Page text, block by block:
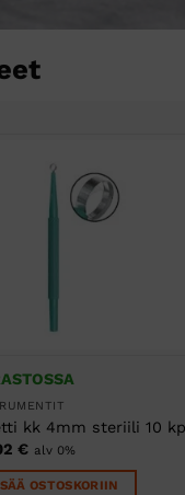
kk 4mm steriili 10
€ alv 0%
OSTOSKORIIN